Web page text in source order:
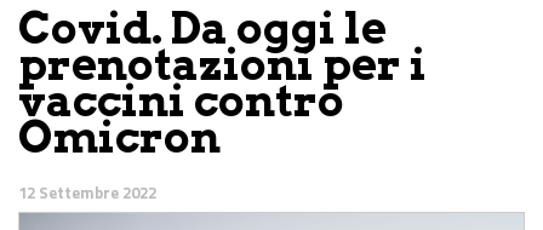
Covid. Da oggi le
prenotazioni per i
vaccini contro
Omicron
12 Settembre 2022